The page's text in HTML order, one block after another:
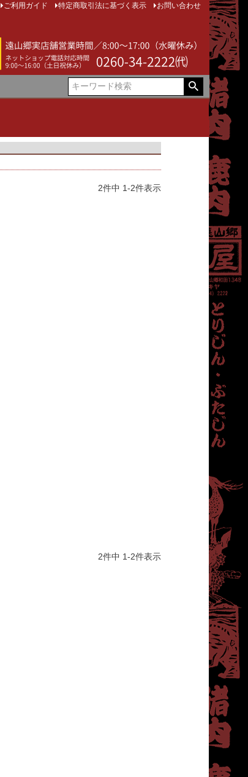
ご利用ガイド 特定商取引法に基づく表示 お問い合わせ
2件中 1-2件表示
2件中 1-2件表示